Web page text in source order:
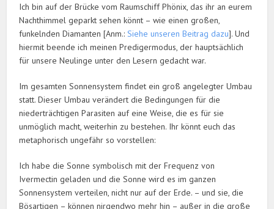
Ich bin auf der Brücke vom Raumschiff Phönix, das ihr an eurem
Nachthimmel geparkt sehen könnt – wie einen großen,
funkelnden Diamanten [Anm.:Siehe unseren Beitrag dazu]. Und
hiermit beende ich meinen Predigermodus, der hauptsächlich
für unsere Neulinge unter den Lesern gedacht war.
Im gesamten Sonnensystem findet ein groß angelegter Umbau
statt. Dieser Umbau verändert die Bedingungen für die
niederträchtigen Parasiten auf eine Weise, die es für sie
unmöglich macht, weiterhin zu bestehen. Ihr könnt euch das
metaphorisch ungefähr so vorstellen:
Ich habe die Sonne symbolisch mit der Frequenz von
Ivermectin geladen und die Sonne wird es im ganzen
Sonnensystem verteilen, nicht nur auf der Erde. – und sie, die
Bösartigen – können nirgendwo mehr hin – außer in die große